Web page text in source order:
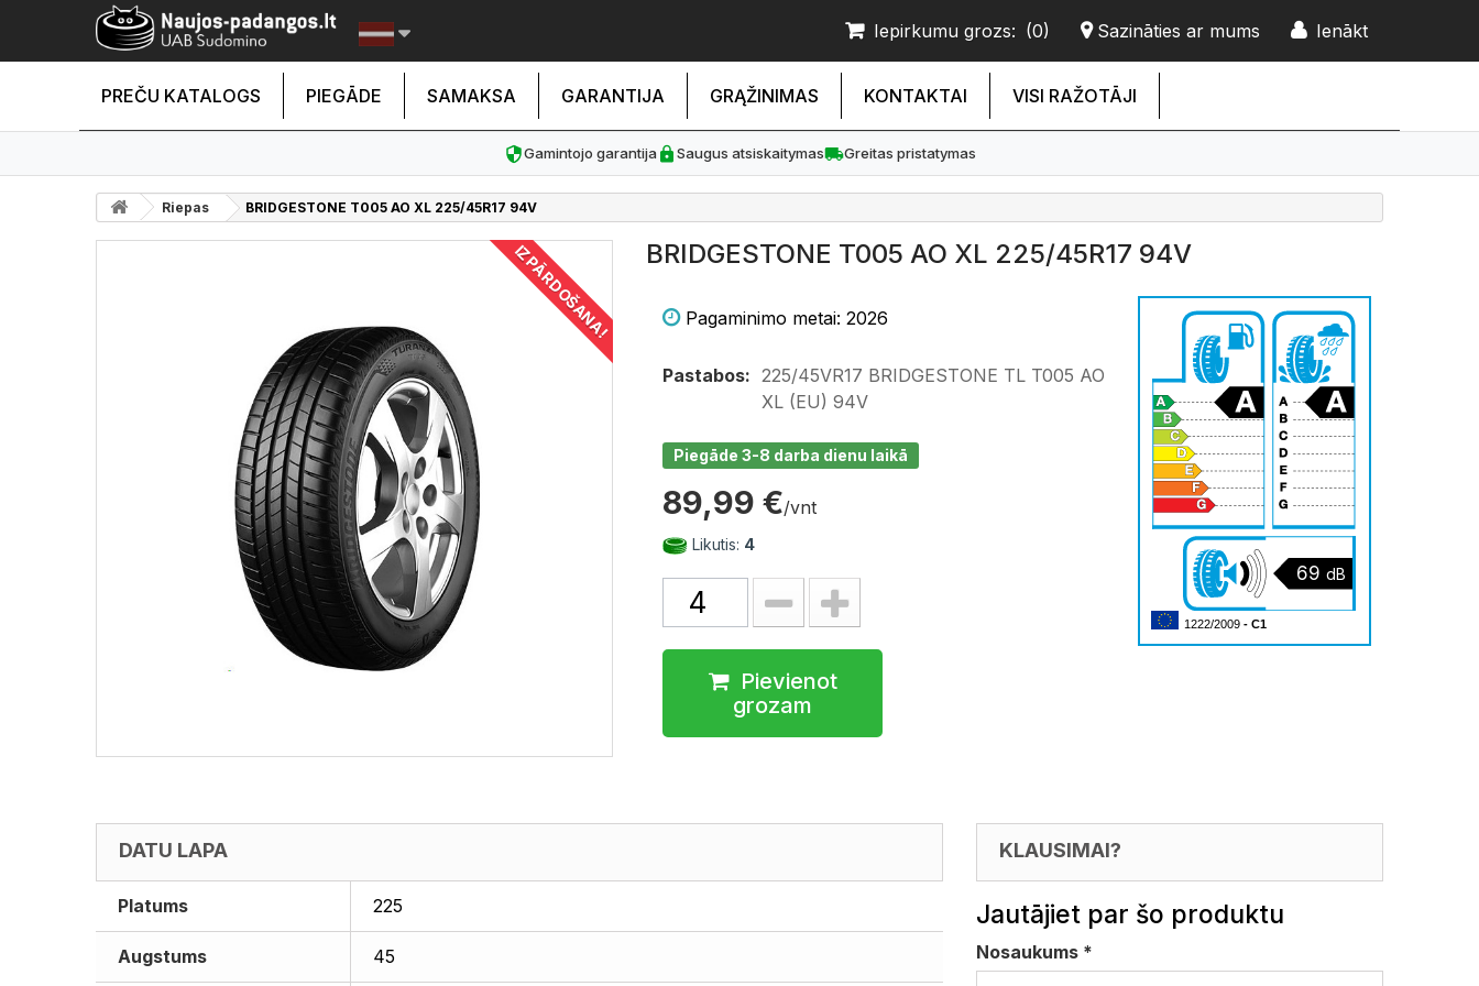
Ienākt
Sazināties ar mums
Iepirkumu grozs: (0)
PREČU KATALOGS PIEGĀDE SAMAKSA GARANTIJA GRĄŽINIMAS KONTAKTAI VISI RAŽOTĀJI
Gamintojo garantija Saugus atsiskaitymas Greitas pristatymas
Riepas BRIDGESTONE T005 AO XL 225/45R17 94V
IZPĀRDOŠANA! BRIDGESTONE T005 AO XL 225/45R17 94V
Pagaminimo metai: 2026
Pastabos: 225/45VR17 BRIDGESTONE TL T005 AO
XL (EU) 94V
Piegāde 3-8 darba dienu laikā
89,99 €/vnt
Likutis: 4
Pievienot
grozam
69 dB
1222/2009 - C1
DATU LAPA
Platums 225
Augstums 45
KLAUSIMAI?
Jautājiet par šo produktu
Nosaukums *